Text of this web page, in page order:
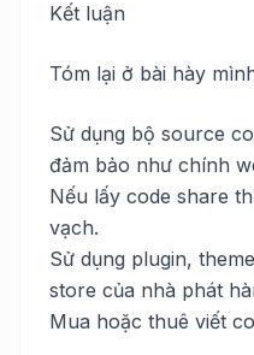
Kết luận
Tóm lại ở bài hày
Sử dụng bộ source
đảm bảo như chính
Nếu lấy code share
vạch.
Sử dụng plugin,
store của nhà phát
Mua hoặc thuê viết